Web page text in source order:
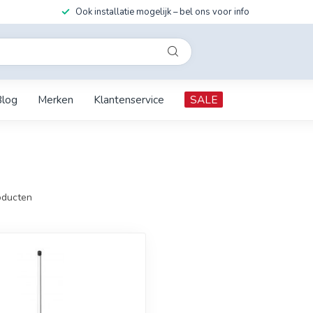
Ook installatie mogelijk – bel ons voor info
Merken Klantenservice SALE